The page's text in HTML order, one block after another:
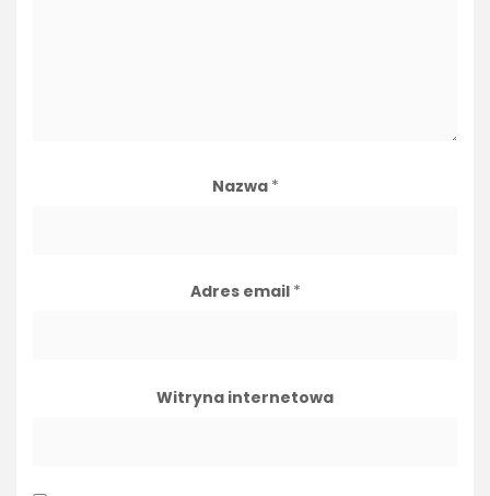
Nazwa *
Adres email *
Witryna internetowa